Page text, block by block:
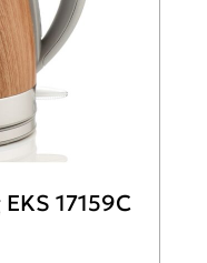
17159C